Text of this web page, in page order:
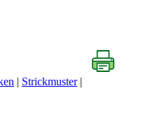
Strickmuster|